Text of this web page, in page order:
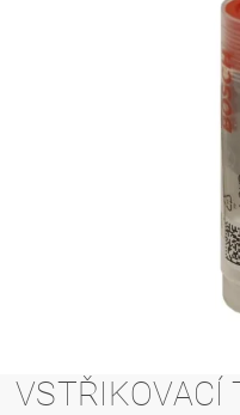
VSTŘIKOVACÍ